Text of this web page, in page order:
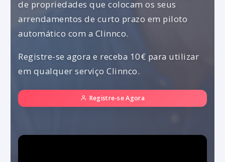
de propriedades que colocam os seus
arrendamentos de curto prazo em piloto
automático com a Clinnco.
Registre-se agora e receba 10€ para utilizar
em qualquer serviço Clinnco.
Registre-se Agora